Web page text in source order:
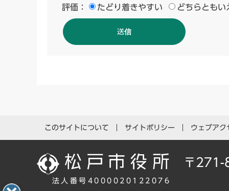
評価：
たどり着きやすい どちらともい
このサイトについて サイトポリシー ウェブアク
法人番号4000020122076
〒271-